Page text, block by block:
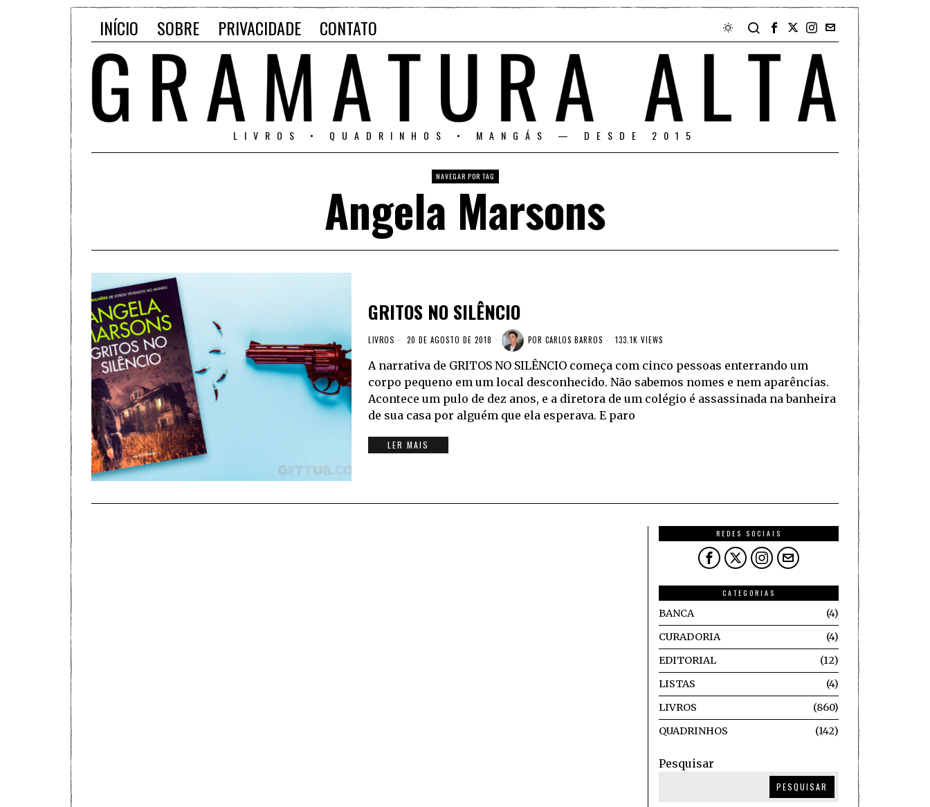
INÍCIO SOBRE PRIVACIDADE CONTATO
LIVROS • QUADRINHOS • MANGÁS — DESDE 2015
NAVEGAR POR TAG
Angela Marsons
GRITOS NO SILÊNCIO
LIVROS 20 DE AGOSTO DE 2018 POR CARLOS BARROS 133.1K VIEWS
A narrativa de GRITOS NO SILÊNCIO começa com cinco pessoas enterrando um
corpo pequeno em um local desconhecido. Não sabemos nomes e nem aparências.
Acontece um pulo de dez anos, e a diretora de um colégio é assassinada na banheira
de sua casa por alguém que ela esperava. E paro
LER MAIS
REDES SOCIAIS
CATEGORIAS
BANCA
4
CURADORIA
4
EDITORIAL
12
LISTAS
4
LIVROS
860
QUADRINHOS
142
Pesquisar
PESQUISAR